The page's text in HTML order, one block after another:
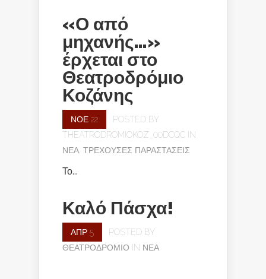
«Ο από
μηχανής…»
έρχεται στο
Θεατροδρόμιο
Κοζάνης
ΝΟΈ 22
POSTED BY
THEATRODROMIOKOZ_00DCQC
IN
ΝΈΑ ΤΡΈΧΟΥΣΕΣ ΠΑΡΑΣΤΆΣΕΙΣ
Το...
Καλό Πάσχα!
ΑΠΡ 5
POSTED BY
ΘΕΑΤΡΟΔΡΌΜΙΟ IN ΝΈΑ